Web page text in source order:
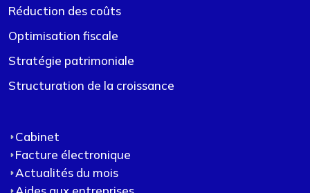
Réduction des coûts
Optimisation fiscale
Stratégie patrimoniale
Structuration de la croissance
Cabinet
Facture électronique
Actualités du mois